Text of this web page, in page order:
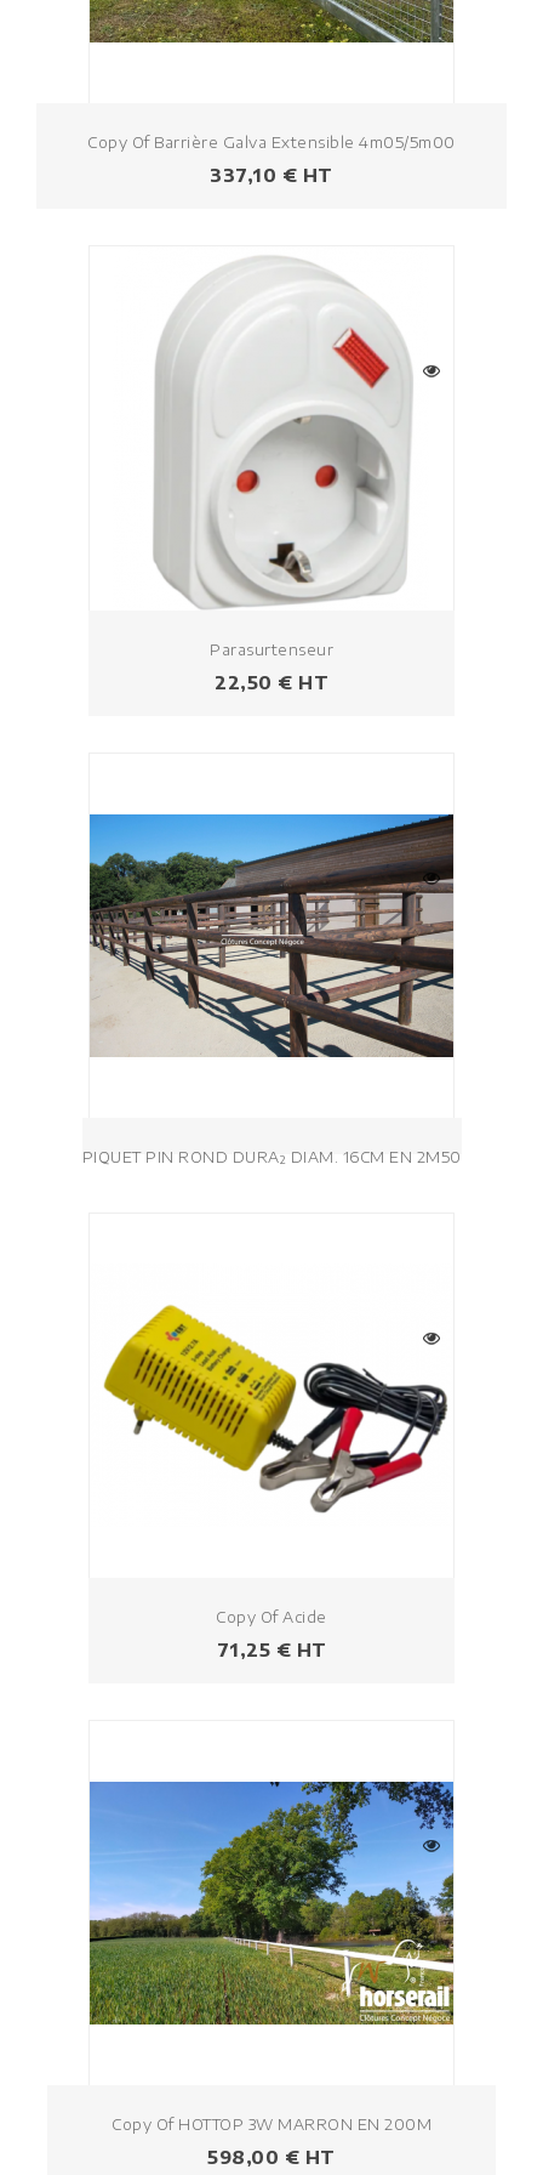
Copy Of Barrière Galva Extensible 4m05/5m00
Prezzo
337,10 € HT
Parasurtenseur
Prezzo
22,50 € HT
PIQUET PIN ROND DURA² DIAM. 16CM EN 2M50
Copy Of Acide
Prezzo
71,25 € HT
Copy Of HOTTOP 3W MARRON EN 200M
Prezzo
598,00 € HT